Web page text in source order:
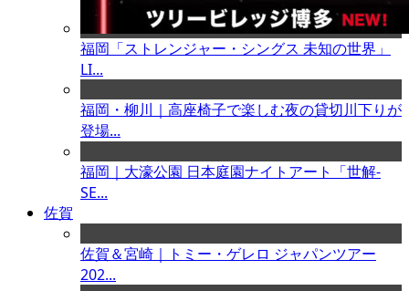
福岡「ストレンジャー・シングス 未知の世界」
LI...
福岡・柳川｜高座椅子で楽しむ夜の貸切川下りが
登場...
福岡｜大濠公園 日本庭園ナイトアート「世解-
SE...
佐賀
佐賀＆宮崎｜トミー・ゲレロ ジャパンツアー
202...